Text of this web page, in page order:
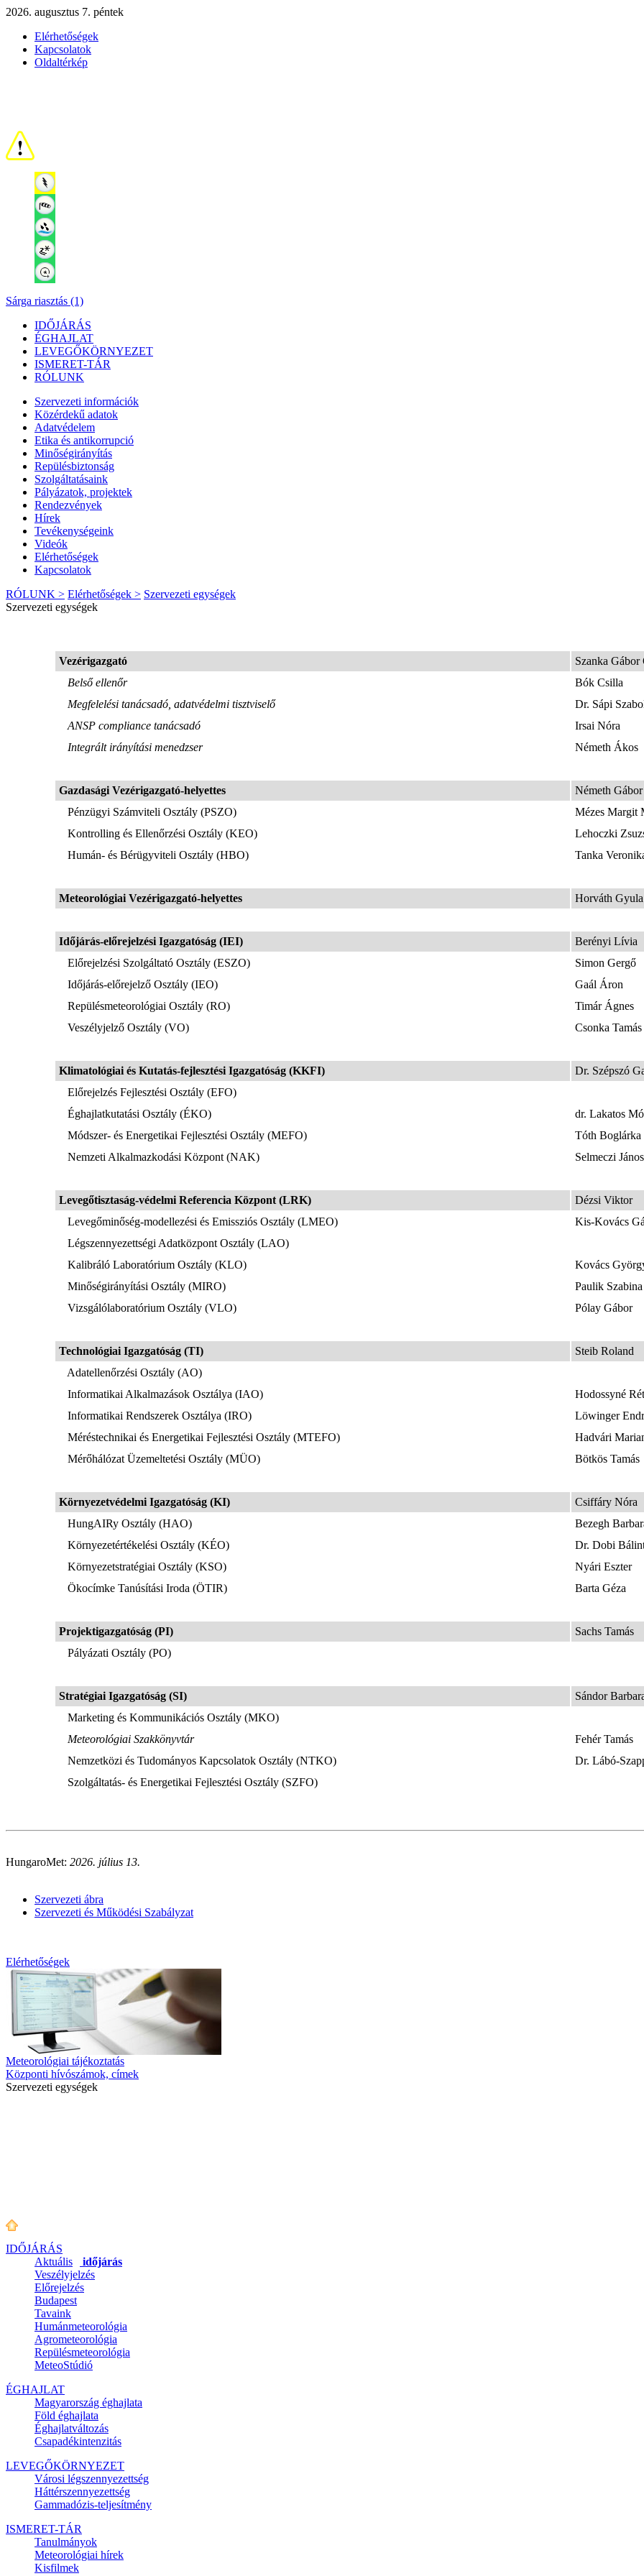
2026. augusztus 7. péntek
Elérhetőségek
Kapcsolatok
Oldaltérkép
Sárga riasztás (1)
IDŐJÁRÁS
ÉGHAJLAT
LEVEGŐKÖRNYEZET
ISMERET-TÁR
RÓLUNK
Szervezeti információk
Közérdekű adatok
Adatvédelem
Etika és antikorrupció
Minőségirányítás
Repülésbiztonság
Szolgáltatásaink
Pályázatok, projektek
Rendezvények
Hírek
Tevékenységeink
Videók
Elérhetőségek
Kapcsolatok
RÓLUNK > Elérhetőségek > Szervezeti egységek
Szervezeti egységek
Vezérigazgató
Szanka Gábor
Belső ellenőr
Bók Csilla
Megfelelési tanácsadó, adatvédelmi tisztviselő
Dr. Sápi
ANSP compliance tanácsadó
Irsai Nóra
Integrált irányítási menedzser
Németh Ákos
Gazdasági Vezérigazgató-helyettes
Németh Gábor
Pénzügyi Számviteli Osztály (PSZO)
Mézes Margit
Kontrolling és Ellenőrzési Osztály (KEO)
Lehoczki
Humán- és Bérügyviteli Osztály (HBO)
Tanka
Meteorológiai Vezérigazgató-helyettes Horváth Gyula
Időjárás-előrejelzési Igazgatóság (IEI)
Berényi Lívia
Előrejelzési Szolgáltató Osztály (ESZO)
Simon Gergő
Időjárás-előrejelző Osztály (IEO)
Gaál Áron
Repülésmeteorológiai Osztály (RO)
Timár Ágnes
Veszélyjelző Osztály (VO)
Csonka Tamás
Klimatológiai és Kutatás-fejlesztési Igazgatóság (KKFI)
Dr. Szépszó
Előrejelzés Fejlesztési Osztály (EFO)
Éghajlatkutatási Osztály (ÉKO)
dr. Lakatos
Módszer- és Energetikai Fejlesztési Osztály (MEFO)
Tóth Boglárka
Nemzeti Alkalmazkodási Központ (NAK)
Selmeczi
Levegőtisztaság-védelmi Referencia Központ (LRK)
Dézsi Viktor
Levegőminőség-modellezési és Emissziós Osztály (LMEO)
Kis-Kovács
Légszennyezettségi Adatközpont Osztály (LAO)
Kalibráló Laboratórium Osztály (KLO)
Kovács
Minőségirányítási Osztály (MIRO)
Paulik Szabina
Vizsgálólaboratórium Osztály (VLO)
Pólay Gábor
Technológiai Igazgatóság (TI)
Steib Roland
Adatellenőrzési Osztály (AO)
Informatikai Alkalmazások Osztálya (IAO)
Hodossyné
Informatikai Rendszerek Osztálya (IRO)
Löwinger
Méréstechnikai és Energetikai Fejlesztési Osztály (MTEFO)
Hadvári
Mérőhálózat Üzemeltetési Osztály (MÜO)
Bötkös Tamás
Környezetvédelmi Igazgatóság (KI)
Csiffáry Nóra
HungAIRy Osztály (HAO)
Bezegh
Környezetértékelési Osztály (KÉO)
Dr. Dobi
Környezetstratégiai Osztály (KSO)
Nyári Eszter
Ökocímke Tanúsítási Iroda (ÖTIR)
Barta Géza
Projektigazgatóság (PI)
Sachs Tamás
Pályázati Osztály (PO)
Stratégiai Igazgatóság (SI)
Sándor
Marketing és Kommunikációs Osztály (MKO)
Meteorológiai Szakkönyvtár
Fehér Tamás
Nemzetközi és Tudományos Kapcsolatok Osztály (NTKO)
Dr. Lábó-
Szolgáltatás- és Energetikai Fejlesztési Osztály (SZFO)
HungaroMet: 2026. július 13.
Szervezeti ábra
Szervezeti és Működési Szabályzat
Elérhetőségek
Meteorológiai tájékoztatás
Központi hívószámok, címek
Szervezeti egységek
IDŐJÁRÁS
Aktuális
időjárás
Veszélyjelzés
Előrejelzés
Budapest
Tavaink
Humánmeteorológia
Agrometeorológia
Repülésmeteorológia
MeteoStúdió
ÉGHAJLAT
Magyarország éghajlata
Föld éghajlata
Éghajlatváltozás
Csapadékintenzitás
LEVEGŐKÖRNYEZET
Városi légszennyezettség
Háttérszennyezettség
Gammadózis-teljesítmény
ISMERET-TÁR
Tanulmányok
Meteorológiai hírek
Kisfilmek